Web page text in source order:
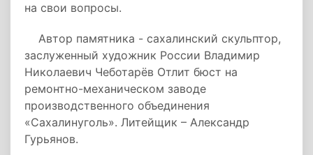
на свои вопросы.
Автор памятника - сахалинский скульптор,
заслуженный художник России Владимир
Николаевич Чеботарёв Отлит бюст на
ремонтно-механическом заводе
производственного объединения
«Сахалинуголь». Литейщик – Александр
Гурьянов.